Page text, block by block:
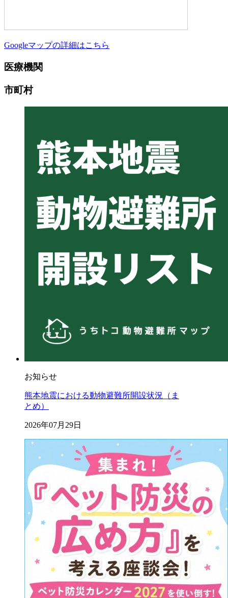
Googleマップの詳細はこちら
医療機関
市町村
お知らせ
熊本地震における動物避難所開設状況（ま
とめ）
2026年07月29日